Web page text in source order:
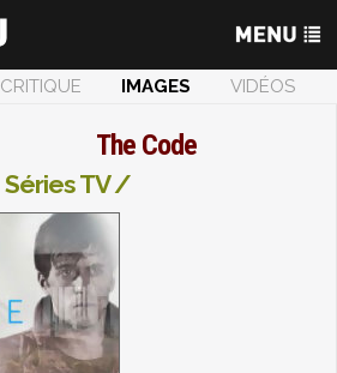
CRITIQUE IMAGES
VIDÉOS
The Code
Séries TV /